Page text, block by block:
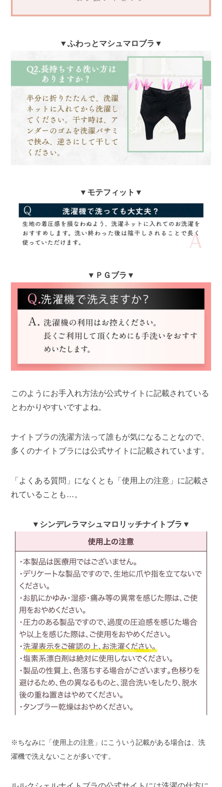
▼ふわっとマシュマロブラ▼
▼モテフィット▼
▼ＰＧブラ▼
このようにお手入れ方法が公式サイトに記載されている
とわかりやすいですよね。
ナイトブラの洗濯方法って誰もが気になることなので、
多くのナイトブラには公式サイトに記載されています。
「よくある質問」になくとも「使用上の注意」に記載さ
れていることも…。
▼シンデレラマシュマロリッチナイトブラ▼
※ちなみに「使用上の注意」にこういう記載がある場合は、洗
濯機で洗えないことが多いです。